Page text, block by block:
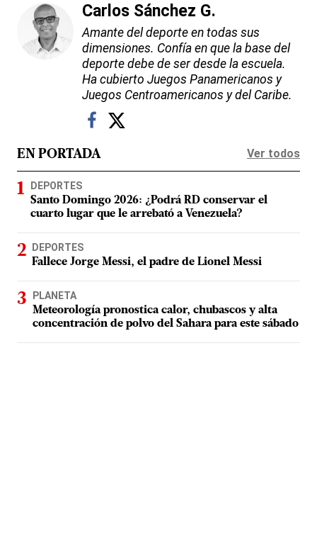
Carlos Sánchez G.
Amante del deporte en todas sus
dimensiones. Confía en que la base del
deporte debe de ser desde la escuela.
Ha cubierto Juegos Panamericanos y
Juegos Centroamericanos y del Caribe.
EN PORTADA Ver todos
DEPORTES
Santo Domingo 2026: ¿Podrá RD conservar el
cuarto lugar que le arrebató a Venezuela?
DEPORTES
Fallece Jorge Messi, el padre de Lionel Messi
PLANETA
Meteorología pronostica calor, chubascos y alta
concentración de polvo del Sahara para este sábado